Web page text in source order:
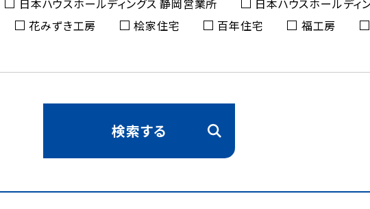
日本ハウスホールディングス 静岡営業所
日本ハウスホールディ
花みずき工房 桧家住宅 百年住宅 福工房
検索する